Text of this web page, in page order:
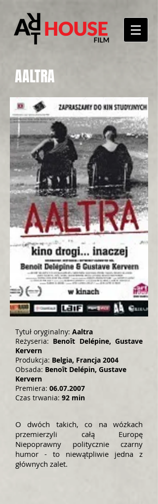
Tytuł oryginalny: Aaltra
Reżyseria: Benoît Delépine, Gustave
Kervern
Produkcja: Belgia, Francja 2004
Obsada: Benoît Delépin, Gustave
Kervern
Premiera: 06.07.2007
Czas trwania: 92 min
O dwóch takich, co na wózkach
przemierzyli całą Europę
Niepoprawny politycznie czarny
humor - to niewątpliwie jedna z
głównych zalet.
AALTRA